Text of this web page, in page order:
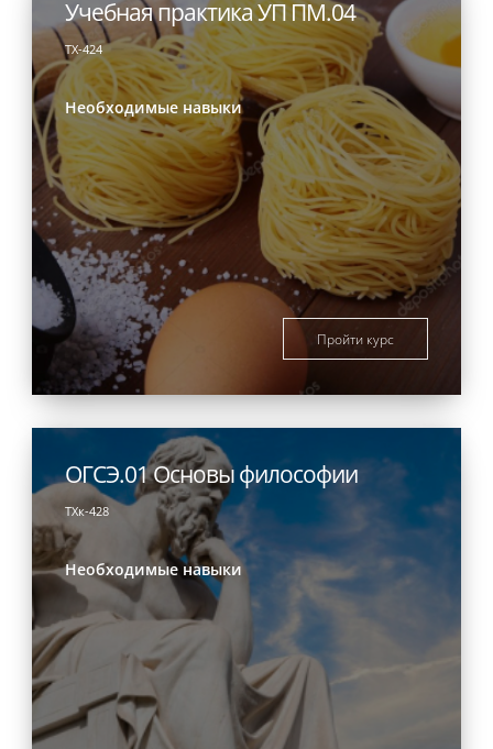
Учебная практика УП ПМ.04
ТХ-424
Необходимые навыки
Пройти курс
ОГСЭ.01 Основы философии
ТХк-428
Необходимые навыки